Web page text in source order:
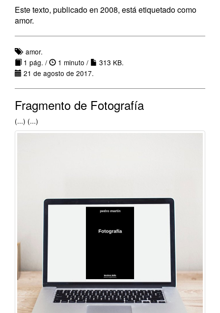
Este texto, publicado en 2008, está etiquetado como
amor.
amor.
1 pág. /
1 minuto /
313 KB.
21 de agosto de 2017.
Fragmento de Fotografía
(...) (...)